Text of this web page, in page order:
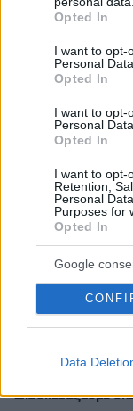
grant or deny
use your data for
consent section.
Opted In
I want to opt-
Personal Data.
Opted In
I want to opt-
Personal
Opted In
I want to opt-
Retention,
Personal
Purposes for
Opted In
Google
Data
Το DEI College
βοηθό AI που
φοιτητές
30.07.2026, 09:33
Η Smart
03.08.2026, 10:56
Διασκεδάζουμε